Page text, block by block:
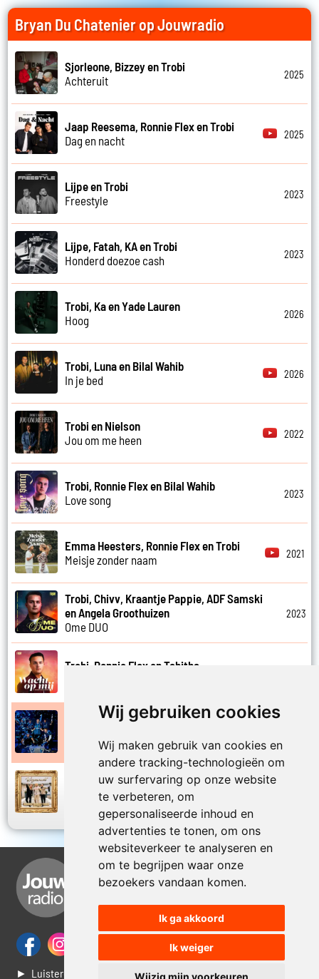
Wij gebruiken cookies
Wij maken gebruik van cookies en
andere tracking-technologieën om
uw surfervaring op onze website
te verbeteren, om
gepersonaliseerde inhoud en
advertenties te tonen, om ons
websiteverkeer te analyseren en
om te begrijpen waar onze
bezoekers vandaan komen.
Ik ga akkoord
Ik weiger
Wijzig mijn voorkeuren
Bryan Du Chatenier op Jouwradio
Sjorleone, Bizzey en Trobi
Achteruit
2025
Jaap Reesema, Ronnie Flex en Trobi
Dag en nacht
2025
Lijpe en Trobi
Freestyle
2023
Lijpe, Fatah, KA en Trobi
Honderd doezoe cash
2023
Trobi, Ka en Yade Lauren
Hoog
2026
Trobi, Luna en Bilal Wahib
In je bed
2026
Trobi en Nielson
Jou om me heen
2022
Trobi, Ronnie Flex en Bilal Wahib
Love song
2023
Emma Heesters, Ronnie Flex en Trobi
Meisje zonder naam
2021
Trobi, Chivv, Kraantje Pappie, ADF Samski
en Angela Groothuizen
Ome DUO
2023
Trobi, Ronnie Flex en Tabitha
Flemming, Trobi en Snelle
Weer een dagje ouder
Donnie, Robert Van Hemert en Trobi
Wegenwacht
► Luisteren naar Jouwradio